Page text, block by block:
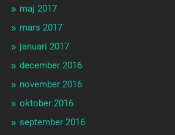
maj 2017
mars 2017
januari 2017
december 2016
november 2016
oktober 2016
september 2016